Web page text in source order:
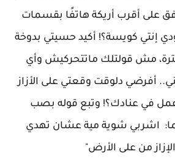
على أقرب أريكة هاتفًا بقسمات
إنتي كويسة؟! أكيد حسيتي بدوخة
مش قولتلك ماتتحركيش وأي
أفرضي دلوقت وقعتي على الأزاز
في عنادك؟! وتبع قوله بصب
اشربي شوية مية عشان تهدي
من على الأرض"